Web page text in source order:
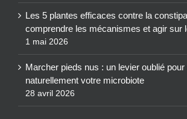
Les 5 plantes efficaces contre la
comprendre les mécanismes et agir sur
1 mai 2026
Marcher pieds nus : un levier oublié pour
naturellement votre microbiote
28 avril 2026